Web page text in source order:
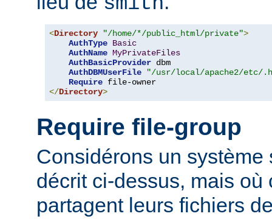
<Directory "/home/*/public_html/private">
AuthType Basic
AuthName MyPrivateFiles
AuthBasicProvider dbm
AuthDBMUserFile
"/usr/local/apache2/etc/
Require
</Directory>
Require file-group
Considérons un système
décrit ci-dessus, mais où
partagent leurs fichiers